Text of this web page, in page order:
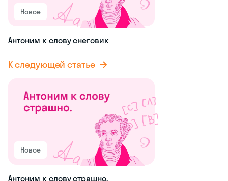
Новое
Антоним к слову снеговик
К следующей статье
Новое
Антоним к слову страшно.